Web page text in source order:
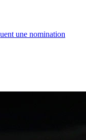
une nomination